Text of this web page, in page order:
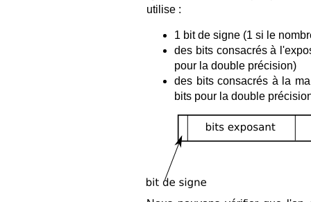
utilise :
1 bit de signe (1 si le
des bits consacrés à
pour la double précision)
des bits consacrés à la
bits pour la double